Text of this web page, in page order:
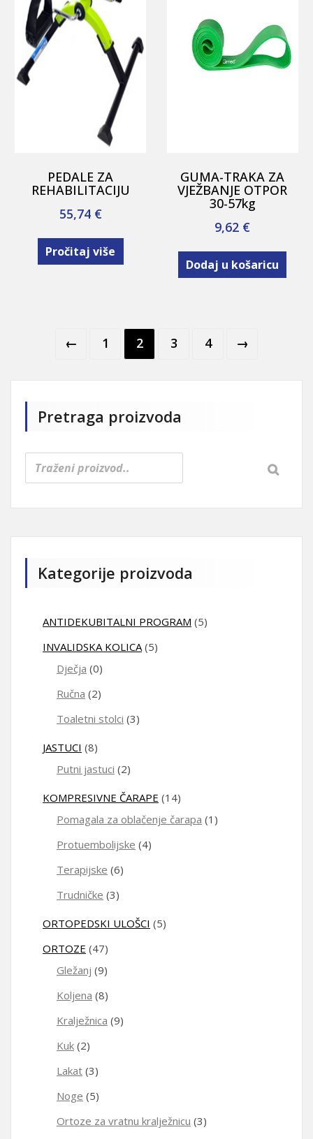
PEDALE ZA
REHABILITACIJU
55,74 €
Pročitaj više
GUMA-TRAKA ZA
VJEŽBANJE OTPOR
30-57kg
9,62 €
Dodaj u košaricu
← 1 2 3 4 →
Pretraga proizvoda
Kategorije proizvoda
ANTIDEKUBITALNI PROGRAM (5)
INVALIDSKA KOLICA (5)
Dječja (0)
Ručna (2)
Toaletni stolci (3)
JASTUCI (8)
Putni jastuci (2)
KOMPRESIVNE ČARAPE (14)
Pomagala za oblačenje čarapa (1)
Protuembolijske (4)
Terapijske (6)
Trudničke (3)
ORTOPEDSKI ULOŠCI (5)
ORTOZE (47)
Gležanj (9)
Koljena (8)
Kralježnica (9)
Kuk (2)
Lakat (3)
Noge (5)
Ortoze za vratnu kralježnicu (3)